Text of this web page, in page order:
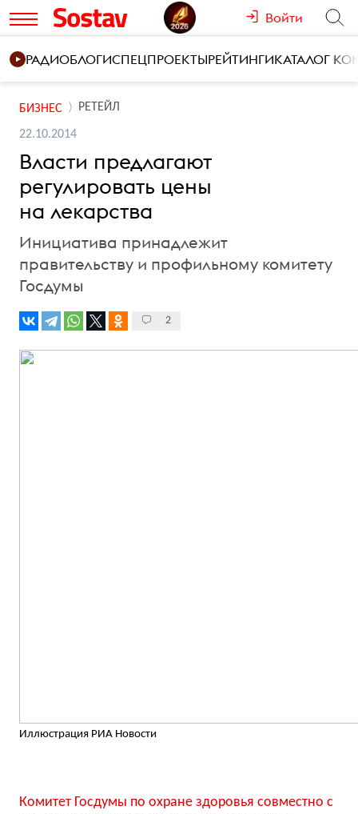
Войти
РАДИОБЛОГИСПЕЦПРОЕКТЫРЕЙТИНГИКАТАЛОГ
БИЗНЕС РЕТЕЙЛ
22.10.2014
Власти предлагают
регулировать цены
на лекарства
Инициатива принадлежит
правительству и профильному комитету
Госдумы
2
Иллюстрация РИА Новости
Комитет Госдумы по охране здоровья совместно с